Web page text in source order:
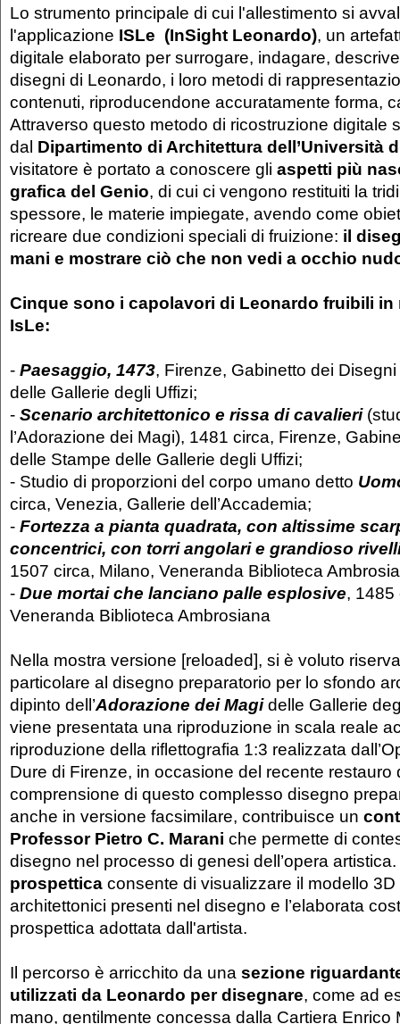
Lo strumento principale di cui l'allestimento si
l'applicazione ISLe (InSight Leonardo), un
digitale elaborato per surrogare, indagare,
disegni di Leonardo, i loro metodi di
contenuti, riproducendone accuratamente forma,
Attraverso questo metodo di ricostruzione digitale
dal Dipartimento di Architettura dell’Università
visitatore è portato a conoscere gli aspetti più
grafica del Genio, di cui ci vengono restituiti la
spessore, le materie impiegate, avendo come
ricreare due condizioni speciali di fruizione: il
mani e mostrare ciò che non vedi a occhio
Cinque sono i capolavori di Leonardo fruibili in
IsLe:
- Paesaggio, 1473, Firenze, Gabinetto dei
delle Gallerie degli Uffizi;
- Scenario architettonico e rissa di cavalieri
l’Adorazione dei Magi), 1481 circa, Firenze,
delle Stampe delle Gallerie degli Uffizi;
- Studio di proporzioni del corpo umano detto
circa, Venezia, Gallerie dell’Accademia;
- Fortezza a pianta quadrata, con altissime
concentrici, con torri angolari e grandioso
1507 circa, Milano, Veneranda Biblioteca
- Due mortai che lanciano palle esplosive, 1485
Veneranda Biblioteca Ambrosiana
Nella mostra versione [reloaded], si è voluto
particolare al disegno preparatorio per lo sfondo
dipinto dell’Adorazione dei Magidelle Gallerie
viene presentata una riproduzione in scala reale
riproduzione della riflettografia 1:3 realizzata
Dure di Firenze, in occasione del recente restauro
comprensione di questo complesso disegno
anche in versione facsimilare, contribuisce un
Professor Pietro C. Marani che permette di
disegno nel processo di genesi dell’opera
prospettica consente di visualizzare il modello
architettonici presenti nel disegno e l’elaborata
prospettica adottata dall'artista.
Il percorso è arricchito da una sezione
utilizzati da Leonardo per disegnare, come ad
mano, gentilmente concessa dalla Cartiera Enrico